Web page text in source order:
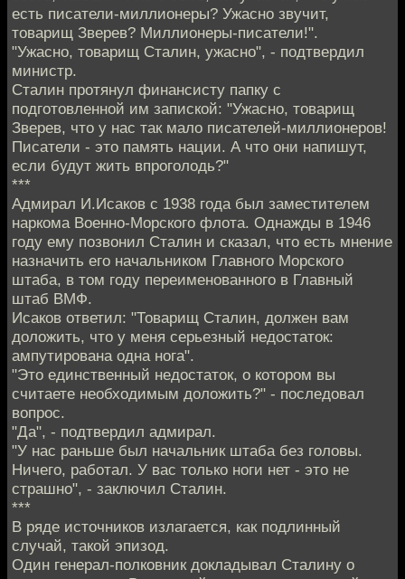
есть писатели-миллионеры? Ужасно звучит,
товарищ Зверев? Миллионеры-писатели!".
"Ужасно, товарищ Сталин, ужасно", - подтвердил
министр.
Сталин протянул финансисту папку с
подготовленной им запиской: "Ужасно, товарищ
Зверев, что у нас так мало писателей-миллионеров!
Писатели - это память нации. А что они напишут,
если будут жить впроголодь?"
***
Адмирал И.Исаков с 1938 года был заместителем
наркома Военно-Морского флота. Однажды в 1946
году ему позвонил Сталин и сказал, что есть мнение
назначить его начальником Главного Морского
штаба, в том году переименованного в Главный
штаб ВМФ.
Исаков ответил: "Товарищ Сталин, должен вам
доложить, что у меня серьезный недостаток:
ампутирована одна нога".
"Это единственный недостаток, о котором вы
считаете необходимым доложить?" - последовал
вопрос.
"Да", - подтвердил адмирал.
"У нас раньше был начальник штаба без головы.
Ничего, работал. У вас только ноги нет - это не
страшно", - заключил Сталин.
***
В ряде источников излагается, как подлинный
случай, такой эпизод.
Один генерал-полковник докладывал Сталину о